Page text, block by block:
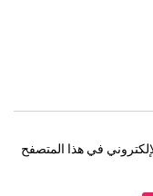
في هذا المتصفح